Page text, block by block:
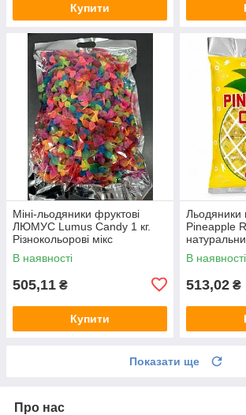
Купити
Міні-льодяники фруктові
ЛЮМУС Lumus Candy 1 кг.
Різнокольорові мікс
фруктових смаків
В наявності
505,11 ₴
Купити
Льодяники
Pineapple
В наявності
513,02 ₴
Показати ще
Про нас